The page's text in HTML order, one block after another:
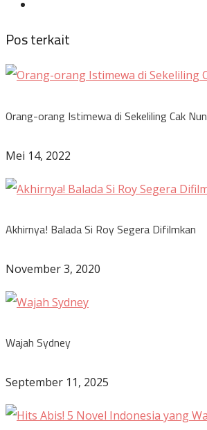
Pos terkait
Orang-orang Istimewa di Sekeliling Cak Nun
Mei 14, 2022
Akhirnya! Balada Si Roy Segera Difilmkan
November 3, 2020
Wajah Sydney
September 11, 2025